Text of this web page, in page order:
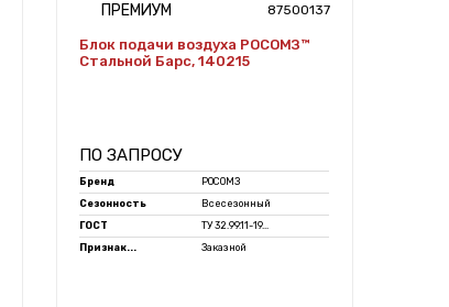
ПРЕМИУМ 87500137
Блок подачи воздуха РОСОМЗ™
Стальной Барс, 140215
ПО ЗАПРОСУ
Бренд
РОСОМЗ
Сезонность
Всесезонный
ГОСТ
ТУ 32.99.11-19...
Признак...
Заказной